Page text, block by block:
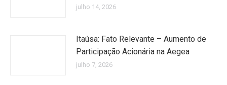
julho 14, 2026
Itaúsa: Fato Relevante – Aumento de
Participação Acionária na Aegea
julho 7, 2026